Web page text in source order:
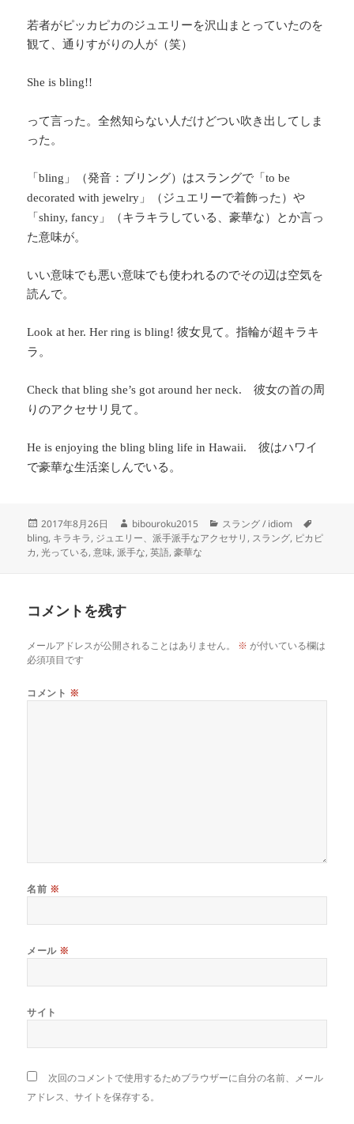
若者がピッカピカのジュエリーを沢山まとっていたのを
観て、通りすがりの人が（笑）
She is bling!!
って言った。全然知らない人だけどつい吹き出してしま
った。
「bling 」（発音：ブリング）はスラングで「to be
decorated with jewelry 」（ジュエリーで着飾った）や
「shiny, fancy 」（キラキラしている、豪華な）とか言っ
た意味が。
いい意味でも悪い意味でも使われるのでその辺は空気を
読んで。
Look at her. Her ring is bling!彼女見て。指輪が超キラキ
ラ。
Check that bling she’s got around her neck.
彼女の首の周
りのアクセサリ見て。
He is enjoying the bling bling life in Hawaii.
彼はハワイ
で豪華な生活楽しんでいる。
投
稿
日:
2017年8月26日
作
成
者
bibouroku2015
カ
テ
スラング / idiom
グ
bling, キラキラ, ジュエリー、派手派手なアクセサリ , スラング, ピカピ
カ,光っている,意味,派手な,英語,豪華な
コメントを残す
メールアドレスが公開されることはありません。 ※ が付いている欄は
必須項目です
コメント ※
名前 ※
メール ※
サイト
次回のコメントで使用するためブラウザーに自分の名前、メール
アドレス、サイトを保存する。